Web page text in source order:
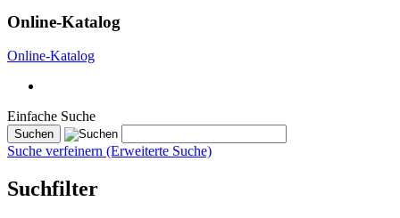
Online-Katalog
Online-Katalog
Einfache Suche
Suche verfeinern (Erweiterte Suche)
Suchfilter